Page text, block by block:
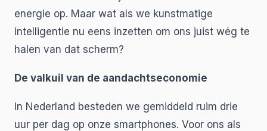
energie op. Maar wat als we kunstmatige
intelligentie nu eens inzetten om ons juist wég te
halen van dat scherm?
De valkuil van de aandachtseconomie
In Nederland besteden we gemiddeld ruim drie
uur per dag op onze smartphones. Voor ons als